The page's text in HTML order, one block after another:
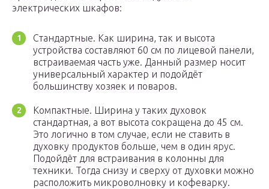
электрических шкафов:
Стандартные. Как ширина, так и высота
устройства составляют 60 см по лицевой панели,
встраиваемая часть уже. Данный размер носит
универсальный характер и подойдёт
большинству хозяек и поваров.
Компактные. Ширина у таких духовок
стандартная, а вот высота сокращена до 45 см.
Это логично в том случае, если не ставить в
духовку продуктов больше, чем в один ярус.
Подойдёт для встраивания в колонны для
техники. Тогда снизу и сверху от духовки можно
расположить микроволновку и кофеварку.